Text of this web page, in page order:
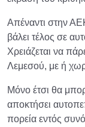
Απέναντι στην
βάλει τέλος σε
Χρειάζεται να
Λεμεσού, με ή
Μόνο έτσι θα
αποκτήσει
πορεία εντός